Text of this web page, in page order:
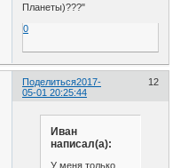
Планеты)???"
0
Поделиться 12
2017-
05-01 20:25:44
Иван
написал(а):
У меня только